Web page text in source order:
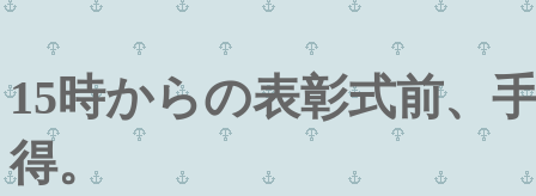
15時からの表彰式前、
得。